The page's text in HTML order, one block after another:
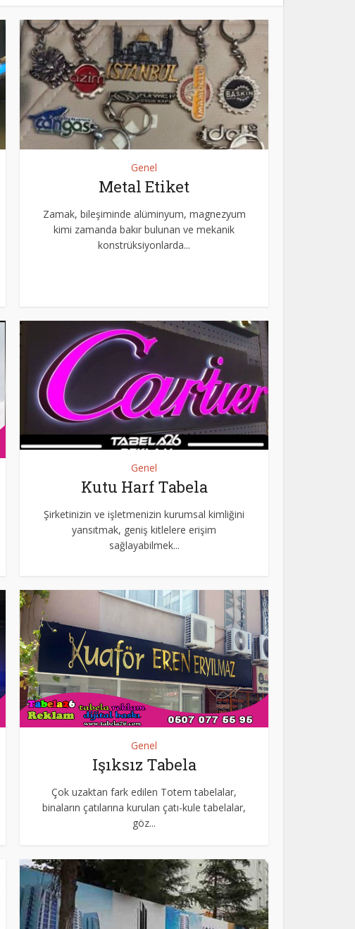
Genel
Metal Etiket
Zamak, bileşiminde alüminyum, magnezyum
kimi zamanda bakır bulunan ve mekanik
konstrüksiyonlarda...
Genel
Kutu Harf Tabela
Şirketinizin ve işletmenizin kurumsal kimliğini
yansıtmak, geniş kitlelere erişim
sağlayabilmek...
Genel
Işıksız Tabela
Çok uzaktan fark edilen Totem tabelalar,
binaların çatılarına kurulan çatı-kule tabelalar,
göz...